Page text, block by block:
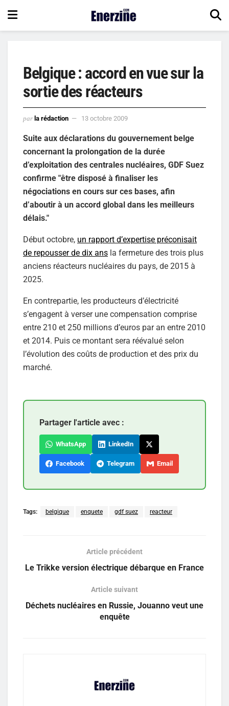
Belgique : accord en vue sur la
sortie des réacteurs
par la rédaction 13 octobre 2009
Suite aux déclarations du gouvernement belge
concernant la prolongation de la durée
d’exploitation des centrales nucléaires, GDF Suez
confirme "être disposé à finaliser les
négociations en cours sur ces bases, afin
d’aboutir à un accord global dans les meilleurs
délais."
Début octobre, un rapport d’expertise préconisait
de repousser de dix ans la fermeture des trois plus
anciens réacteurs nucléaires du pays, de 2015 à
2025.
En contrepartie, les producteurs d’électricité
s’engagent à verser une compensation comprise
entre 210 et 250 millions d’euros par an entre 2010
et 2014. Puis ce montant sera réévalué selon
l’évolution des coûts de production et des prix du
marché.
Partager l'article avec :
WhatsApp LinkedIn
Facebook Telegram Email
Tags: belgique enquete gdf suez reacteur
Article précédent
Le Trikke version électrique débarque en France
Article suivant
Déchets nucléaires en Russie, Jouanno veut une
enquête